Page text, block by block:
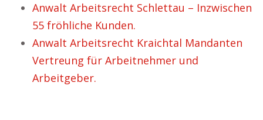
Anwalt Arbeitsrecht Schlettau – Inzwischen
55 fröhliche Kunden.
Anwalt Arbeitsrecht Kraichtal Mandanten
Vertreung für Arbeitnehmer und
Arbeitgeber.